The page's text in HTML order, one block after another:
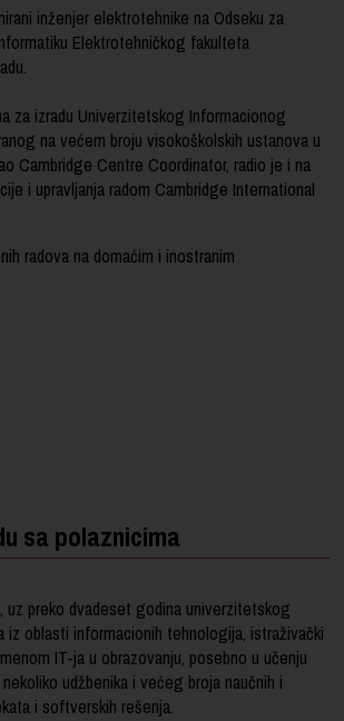
inženjer elektrotehnike na Odseku za
Elektrotehničkog fakulteta
za izradu Univerzitetskog Informacionog
na većem broju visokoškolskih ustanova u
Cambridge Centre Coordinator, radio je i na
i upravljanja radom Cambridge International
radova na domaćim i inostranim
sa polaznicima
uz preko dvadeset godina univerzitetskog
iz oblasti informacionih tehnologija, istraživački
IT-ja u obrazovanju, posebno u učenju
udžbenika i većeg broja naučnih i
i softverskih rešenja.